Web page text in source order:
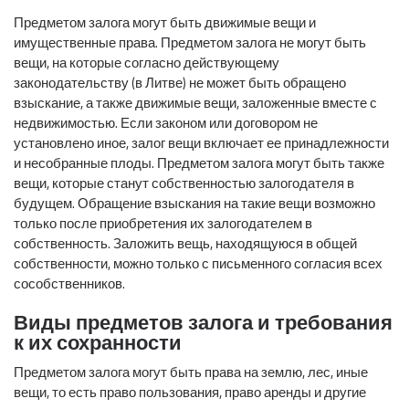
Предметом залога могут быть движимые вещи и
имущественные права. Предметом залога не могут быть
вещи, на которые согласно действующему
законодательству (в Литве) не может быть обращено
взыскание, а также движимые вещи, заложенные вместе с
недвижимостью. Если законом или договором не
установлено иное, залог вещи включает ее принадлежности
и несобранные плоды. Предметом залога могут быть также
вещи, которые станут собственностью залогодателя в
будущем. Обращение взыскания на такие вещи возможно
только после приобретения их залогодателем в
собственность. Заложить вещь, находящуюся в общей
собственности, можно только с письменного согласия всех
сособственников.
Виды предметов залога и требования
к их сохранности
Предметом залога могут быть права на землю, лес, иные
вещи, то есть право пользования, право аренды и другие